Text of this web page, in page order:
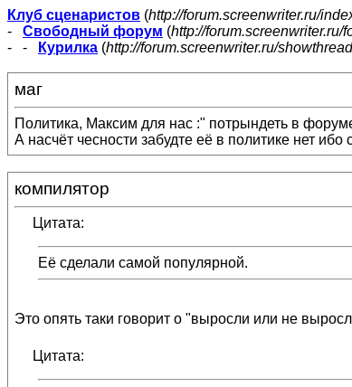
Клуб сценаристов (http://forum.screenwriter.ru/
- Свободный форум (http://forum.screenwriter.ru/
- -
Курилка (http://forum.screenwriter.ru/
маг
Политика, Максим для нас :" потрындеть в
А насчёт чесности забудте её в политике нет ибо
компилятор
Цитата:
Её сделали самой популярной.
Это опять таки говорит о "выросли или не
Цитата: